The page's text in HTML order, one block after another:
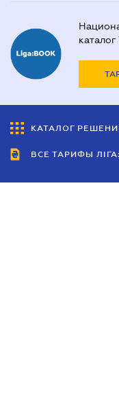
КАТАЛОГ
ВСЕ ТАРИФЫ